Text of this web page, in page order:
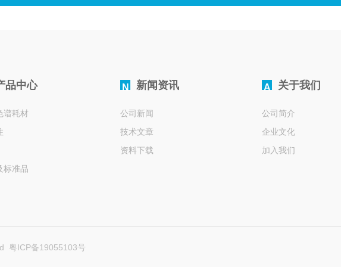
品中心
谱耗材
标准品
N 新闻资讯
公司新闻
技术文章
资料下载
A 关于我们
公司简介
企业文化
加入我们
粤ICP备19055103号